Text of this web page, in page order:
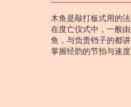
木鱼是敲打板式用的
在度亡仪式中，一般
鱼，与负责铛子的都
掌握经韵的节拍与速度